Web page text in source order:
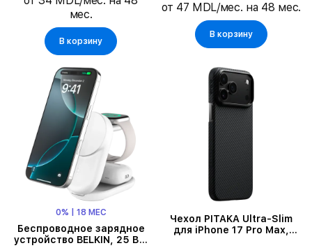
мес.
В корзину
от 47 MDL/мес. на 48 мес.
В корзину
0% | 18 МЕС
Беспроводное зарядное
устройство BELKIN, 25 Вт,
Чехол PITAKA Ultra-Slim
для iPhone 17 Pro Max,